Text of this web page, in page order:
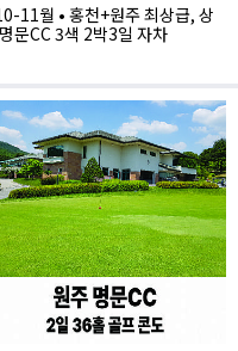
11월 • 홍천+원주 최상급, 상
문CC 3색 2박3일 자차
1,010,000